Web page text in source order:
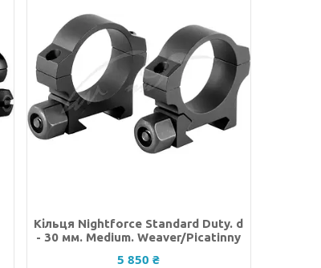
Кільця Nightforce Standard Duty. d
- 30 мм. Medium. Weaver/Picatinny
5 850 ₴